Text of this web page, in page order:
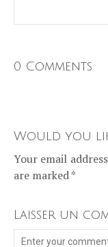
0 Comments
Would you
Your email
are marked *
Laisser un